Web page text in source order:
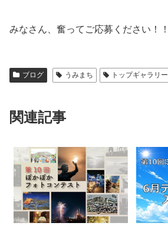
みなさん、奮ってご応募ください！！
ブログ うみまち トップギャラリー
関連記事